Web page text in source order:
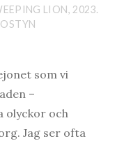
LION, 2023.
som vi
–
olyckor och
Jag ser ofta